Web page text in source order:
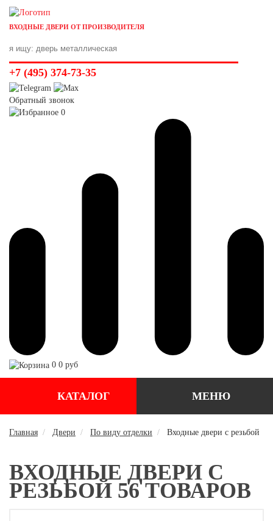
ВХОДНЫЕ ДВЕРИ ОТ ПРОИЗВОДИТЕЛЯ
+7 (495) 374-73-35
Обратный звонок
0
0 0 руб
КАТАЛОГ МЕНЮ
Главная Двери По виду отделки Входные двери с резьбой
ВХОДНЫЕ ДВЕРИ С
РЕЗЬБОЙ 56 ТОВАРОВ